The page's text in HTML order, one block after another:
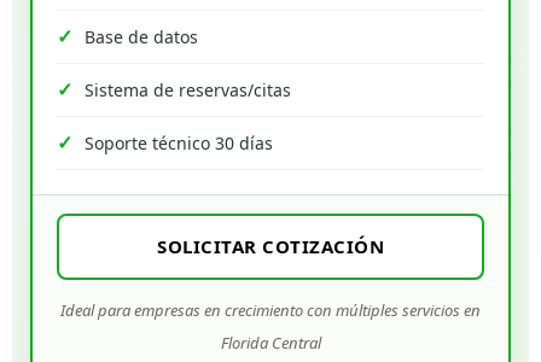
Base de datos
Sistema de reservas/citas
Soporte técnico 30 días
SOLICITAR COTIZACIÓN
Ideal para empresas en crecimiento con múltiples servicios en
Florida Central